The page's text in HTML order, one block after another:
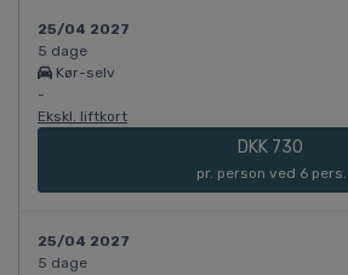
25/04 2027
5 dage
Kør-selv
-
Ekskl. liftkort
DKK 730
pr. person ved 6 pers.
25/04 2027
5 dage